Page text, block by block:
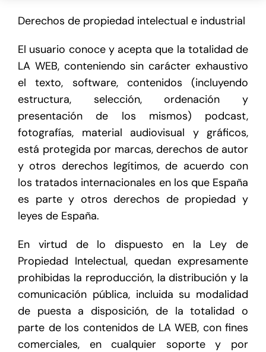
Derechos de propiedad intelectual e industrial
El usuario conoce y acepta que la totalidad de
LA WEB, conteniendo sin carácter exhaustivo
el texto, software, contenidos (incluyendo
estructura, selección, ordenación y
presentación de los mismos) podcast,
fotografías, material audiovisual y gráficos,
está protegida por marcas, derechos de autor
y otros derechos legítimos, de acuerdo con
los tratados internacionales en los que España
es parte y otros derechos de propiedad y
leyes de España.
En virtud de lo dispuesto en la Ley de
Propiedad Intelectual, quedan expresamente
prohibidas la reproducción, la distribución y la
comunicación pública, incluida su modalidad
de puesta a disposición, de la totalidad o
parte de los contenidos de LA WEB, con fines
comerciales, en cualquier soporte y por